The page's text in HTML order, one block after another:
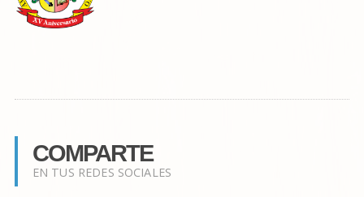
COMPARTE
EN TUS REDES SOCIALES